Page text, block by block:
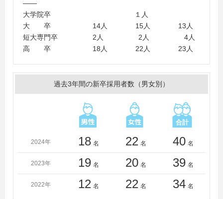
大学、都留文科大学、帝京大学、東海大学、東京経済大
学、東京国際大学、東京情報大学、東京都市大学、東京
農業大学、東京理科大学、東北大学、東北学院大学、東
北公益文科大学、東北工業大学、東北福祉大学、東洋大
学、八戸学院大学、八戸工業大学、一橋大学、弘前学院
学、宮城大学、明治大学、明治学院大学、盛岡大学、山
形大学、山梨学院大学、横浜国立大学、横浜市立大学、
立教大学、立正大学、立命館大学、流通経済大学（茨
青森明の星短期大学、青森中央短期大学、岩手県立大学
宮古短期大学部、岩手県立大学盛岡短期大学部、上野法
律ビジネス専門学校、大月短期大学、國學院大學栃木短
期大学、尚絅大学短期大学部、函館大谷短期大学、盛岡
――
大学院卒 １人
大 卒 14人 15人 13人
短大専門卒 2人 2人 4人
高 卒 18人 22人 23人
過去3年間の新卒採用者数（男女別）
2024年 18 名 22 名 40 名
2023年 19 名 20 名 39 名
2022年 12 名 22 名 34 名